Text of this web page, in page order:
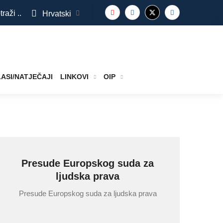
.. Hrvatski
NATJEČAJI LINKOVI OIP
Presude Europskog suda za
ljudska prava
Presude Europskog suda za ljudska prava